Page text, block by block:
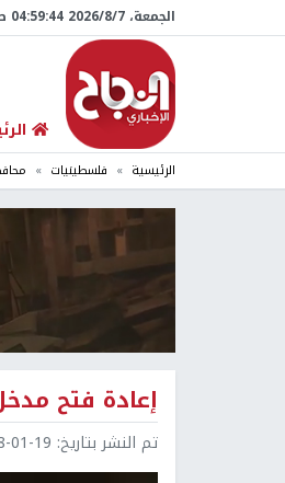
الجمعة، 7/‏8/‏2026 04:59:45 صباحاً
الرئيسية فلسطينيات
إعادة فتح
تم النشر بتاريخ: 19 12:04